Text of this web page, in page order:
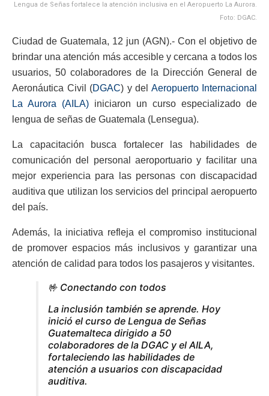
Lengua de Señas fortalece la atención inclusiva en el Aeropuerto La Aurora.
Foto: DGAC.
Ciudad de Guatemala, 12 jun (AGN).- Con el objetivo de
brindar una atención más accesible y cercana a todos los
usuarios, 50 colaboradores de la Dirección General de
Aeronáutica Civil (DGAC) y del Aeropuerto Internacional
La Aurora (AILA) iniciaron un curso especializado de
lengua de señas de Guatemala (Lensegua).
La capacitación busca fortalecer las habilidades de
comunicación del personal aeroportuario y facilitar una
mejor experiencia para las personas con discapacidad
auditiva que utilizan los servicios del principal aeropuerto
del país.
Además, la iniciativa refleja el compromiso institucional
de promover espacios más inclusivos y garantizar una
atención de calidad para todos los pasajeros y visitantes.
🤟 Conectando con todos
La inclusión también se aprende. Hoy
inició el curso de Lengua de Señas
Guatemalteca dirigido a 50
colaboradores de la DGAC y el AILA,
fortaleciendo las habilidades de
atención a usuarios con discapacidad
auditiva.